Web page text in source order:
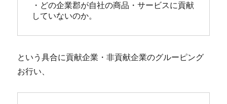
・どの企業郡が自社の商品・サービスに貢献
していないのか。
という具合に貢献企業・非貢献企業のグルーピング
お行い、